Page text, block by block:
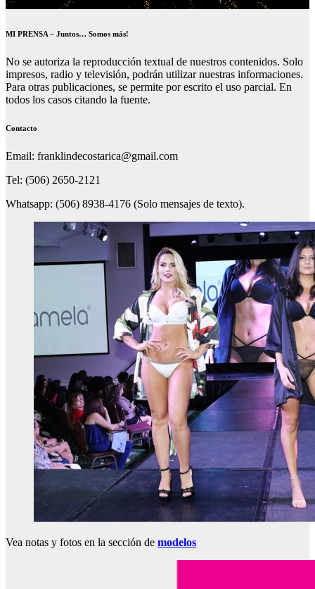
MI PRENSA – Juntos… Somos más!
No se autoriza la reproducción textual de nuestros contenidos. Solo
impresos, radio y televisión, podrán utilizar nuestras informaciones.
Para otras publicaciones, se permite por escrito el uso parcial. En
todos los casos citando la fuente.
Contacto
Email: franklindecostarica@gmail.com
Tel: (506) 2650-2121
Whatsapp: (506) 8938-4176 (Solo mensajes de texto).
Vea notas y fotos en la sección de modelos